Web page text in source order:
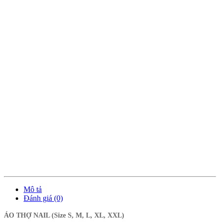
Mô tả
Đánh giá (0)
ÁO THỢ NAIL (Size S, M, L, XL, XXL)